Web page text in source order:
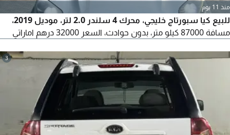
منذ 11 يوم
للبيع كيا سبورتاج خليجي، محرك 4 سلندر 2.0 لتر، موديل 2019،
مسافة 87000 كيلو متر، بدون حوادث، السعر 32000 درهم اماراتي
3